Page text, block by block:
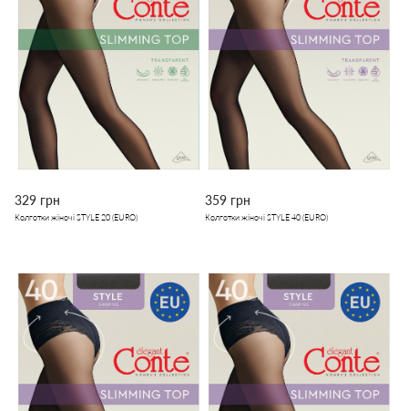
329 грн
Колготки жіночі STYLE 20 (EURO)
359 грн
Колготки жіночі STYLE 40 (EURO)